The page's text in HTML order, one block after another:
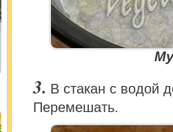
В стакан с водой
Перемешать.